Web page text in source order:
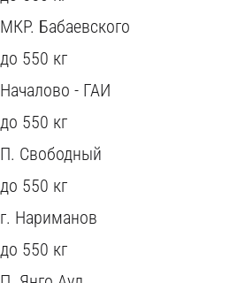
МКР. Бабаевского
до 550 кг
Началово - ГАИ
до 550 кг
П. Свободный
до 550 кг
г. Нариманов
до 550 кг